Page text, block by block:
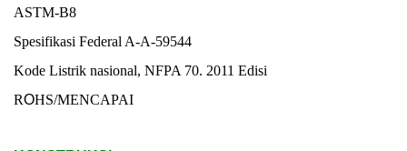
ASTM-B8
Spesifikasi Federal A-A-59544
Kode Listrik nasional, NFPA 70. 2011 Edisi
ROHS/MENCAPAI